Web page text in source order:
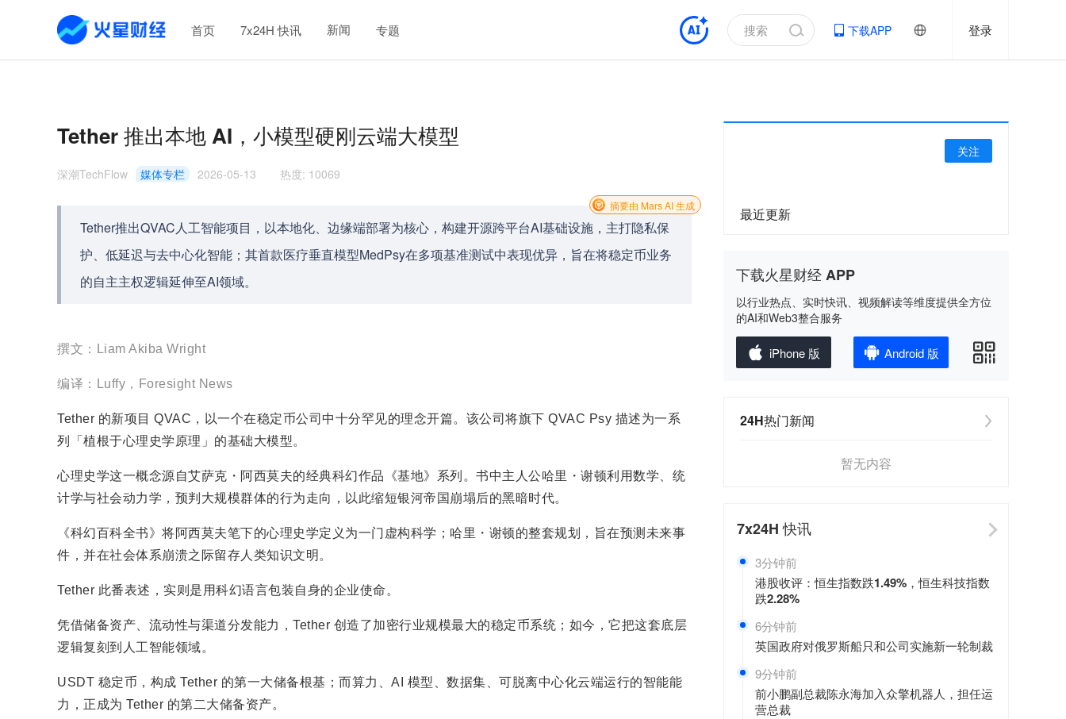
首页 7x24H 快讯 新闻 专题 下载APP 登录
Tether 推出本地 AI，小模型硬刚云端大模型
深潮TechFlow 媒体专栏 2026-05-13 热度: 10069
Tether推出QVAC人工智能项目，以本地化、边缘端部署为核心，构建开源跨平台AI基础设施，主打隐私保
护、低延迟与去中心化智能；其首款医疗垂直模型MedPsy在多项基准测试中表现优异，旨在将稳定币业务
的自主主权逻辑延伸至AI领域。
摘要由 Mars AI 生成
撰文：Liam Akiba Wright
编译：Luffy，Foresight News
Tether 的新项目 QVAC，以一个在稳定币公司中十分罕见的理念开篇。该公司将旗下 QVAC Psy 描述为一系
列「植根于心理史学原理」的基础大模型。
心理史学这一概念源自艾萨克・阿西莫夫的经典科幻作品《基地》系列。书中主人公哈里・谢顿利用数学、统
计学与社会动力学，预判大规模群体的行为走向，以此缩短银河帝国崩塌后的黑暗时代。
《科幻百科全书》将阿西莫夫笔下的心理史学定义为一门虚构科学；哈里・谢顿的整套规划，旨在预测未来事
件，并在社会体系崩溃之际留存人类知识文明。
Tether 此番表述，实则是用科幻语言包装自身的企业使命。
凭借储备资产、流动性与渠道分发能力，Tether 创造了加密行业规模最大的稳定币系统；如今，它把这套底层
逻辑复刻到人工智能领域。
USDT 稳定币，构成 Tether 的第一大储备根基；而算力、AI 模型、数据集、可脱离中心化云端运行的智能能
力，正成为 Tether 的第二大储备资产。
关注
最近更新
下载火星财经 APP
以行业热点、实时快讯、视频解读等维度提供全方位
的AI和Web3整合服务
iPhone 版 Android 版
24H热门新闻
暂无内容
7x24H快讯
3分钟前
港股收评：恒生指数跌1.49%，恒生科技指数
跌2.28%
6分钟前
英国政府对俄罗斯船只和公司实施新一轮制裁
9分钟前
前小鹏副总裁陈永海加入众擎机器人，担任运
营总裁